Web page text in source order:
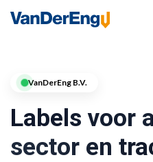
VanDerEng B.V.
Labels voor
sector en